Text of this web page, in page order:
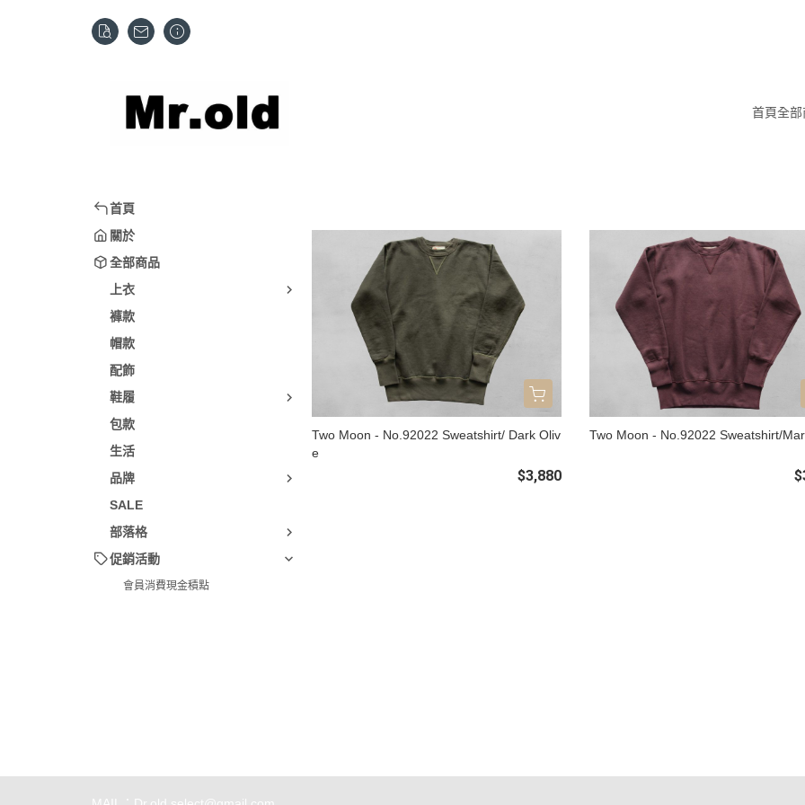
首頁全部
首頁
關於
全部商品
上衣
褲款
帽款
配飾
鞋履
包款
生活
品牌
SALE
部落格
促銷活動
會員消費現金積點
Two Moon - No.92022 Sweatshirt/ Dark Oliv
e
$3,880
Two Moon - No.92022 Sweatshirt/